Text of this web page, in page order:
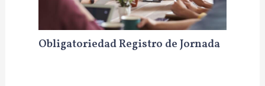
Obligatoriedad Registro de Jornada